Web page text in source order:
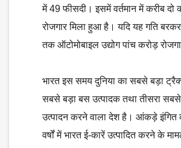
में 49 फीसदी। इसमें वर्तमान में करीब दो
रोजगार मिला हुआ है। यदि यह गति
तक ऑटोमोबाइल उद्योग पांच करोड़
भारत इस समय दुनिया का सबसे बड़ा
सबसे बड़ा बस उत्पादक तथा तीसरा सबसे
उत्पादन करने वाला देश है। आंकड़े
वर्षों में भारत ई-कारें उत्पादित करने के